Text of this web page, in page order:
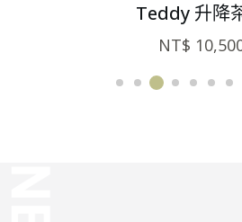
Teddy 升降
NT$